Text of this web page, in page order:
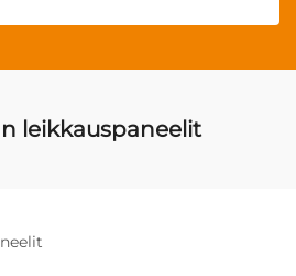
leikkauspaneelit